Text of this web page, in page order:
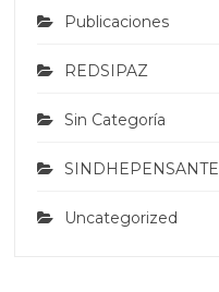
Publicaciones
REDSIPAZ
Sin Categoría
SINDHEPENSANTE
Uncategorized